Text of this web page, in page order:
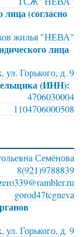
(согласно
жилья "НЕВА"
лица
ул. Горького, д. 9
(ИНН):
4706030004
1104706000508
Семёнова
8(921)9788839
gorod47tcgneva
ул. Горького, д. 9